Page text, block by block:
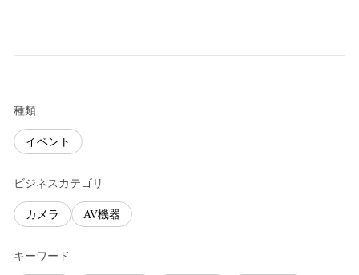
種類
イベント
ビジネスカテゴリ
カメラ AV機器
キーワード